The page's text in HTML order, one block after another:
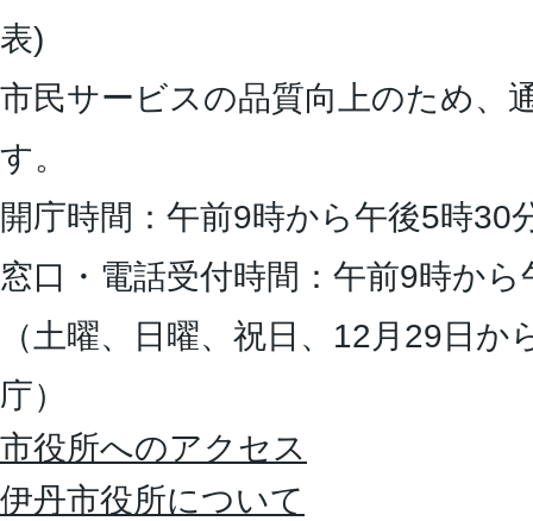
表)
市民サービスの品質向上のため、
す。
開庁時間：午前9時から午後5時30
窓口・電話受付時間：午前9時か
（土曜、日曜、祝日、12月29日
庁）
市役所へのアクセス
伊丹市役所について